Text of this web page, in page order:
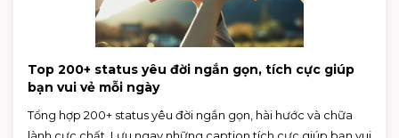
Top 200+ status yêu đời ngắn gọn, tích cực giúp
bạn vui vẻ mỗi ngày
Tổng hợp 200+ status yêu đời ngắn gọn, hài hước và chữa
lành cực chất. Lưu ngay những caption tích cực giúp bạn vui